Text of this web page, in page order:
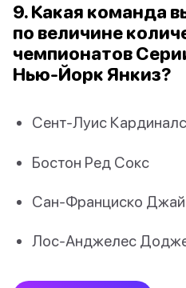
9. Какая команда
по величине
чемпионатов
Нью-Йорк Янкиз?
Сент-Луис Кардиналс
Бостон Ред Сокс
Сан-Франциско
Лос-Анджелес